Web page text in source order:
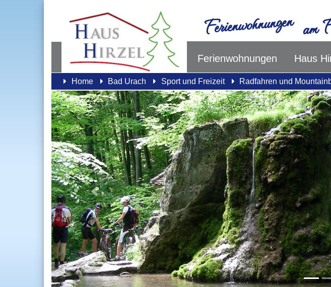
Ferienwohnungen am
Ferienwohnungen Haus
Home Bad Urach Sport und Freizeit Radfahren und
Previous